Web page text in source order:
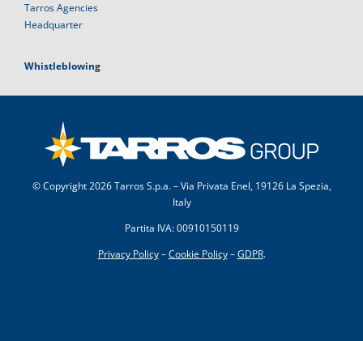
Tarros Agencies
Headquarter
Whistleblowing
© Copyright2026 Tarros S.p.a. – Via Privata Enel, 19126 La Spezia,
Italy
Partita IVA: 00910150119
Privacy Policy–Cookie Policy–GDPR.